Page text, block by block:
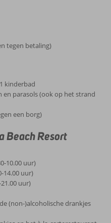
tegen betaling)
kinderbad
parasols (ook op het strand
een borg)
Beach Resort
10.00 uur)
14.00 uur)
uur)
(non-)alcoholische drankjes